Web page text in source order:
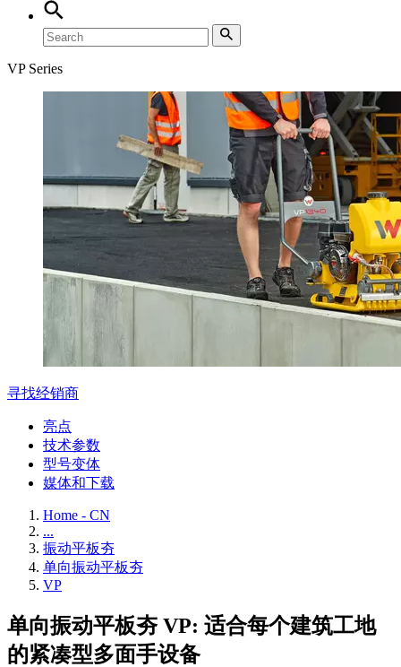
VP Series
寻找经销商
亮点
技术参数
型号变体
媒体和下载
Home - CN
...
振动平板夯
单向振动平板夯
VP
单向振动平板夯 VP: 适合每个建筑工地
的紧凑型多面手设备